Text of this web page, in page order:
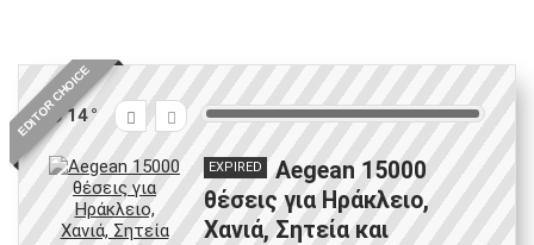
EDITOR CHOICE
14
EXPIRED
Aegean 15000
θέσεις για Ηράκλειο,
Χανιά, Σητεία και